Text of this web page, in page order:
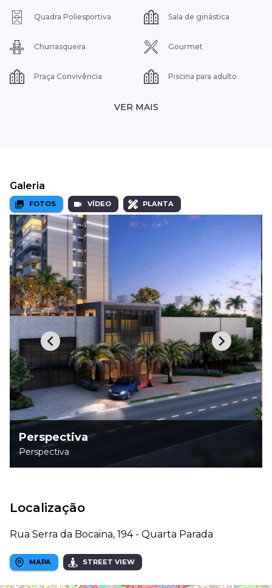
Quadra Poliesportiva Sala de ginástica
Churrasqueira Gourmet
Praça Convivência Piscina para adulto
VER MAIS
Galeria
FOTOS VÍDEO PLANTA
Perspectiva
Perspectiva
Localização
Rua Serra da Bocaina, 194 - Quarta Parada
MAPA STREET VIEW